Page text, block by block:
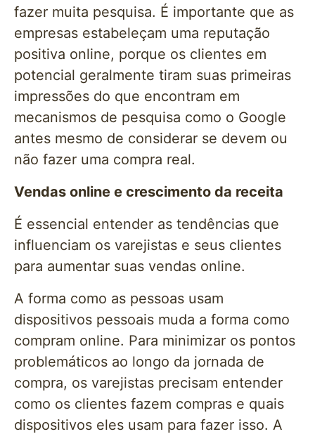
fazer muita pesquisa. É importante que as
empresas estabeleçam uma reputação
positiva online, porque os clientes em
potencial geralmente tiram suas primeiras
impressões do que encontram em
mecanismos de pesquisa como o Google
antes mesmo de considerar se devem ou
não fazer uma compra real.
Vendas online e crescimento da receita
É essencial entender as tendências que
influenciam os varejistas e seus clientes
para aumentar suas vendas online.
A forma como as pessoas usam
dispositivos pessoais muda a forma como
compram online. Para minimizar os pontos
problemáticos ao longo da jornada de
compra, os varejistas precisam entender
como os clientes fazem compras e quais
dispositivos eles usam para fazer isso. A